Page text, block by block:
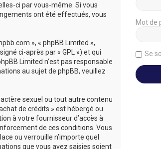
ci par vous-même. Si vous
ont été effectués, vous
», « phpBB Limited »,
ci-après par « GPL ») et qui
Limited n’est pas responsable
au sujet de phpBB, veuillez
sexuel ou tout autre contenu
de crédits » est hébergé ou
à votre fournisseur d’accès à
de ces conditions. Vous
ou verrouille n’importe quel
que vous avez saisies soient
Mot de
Se